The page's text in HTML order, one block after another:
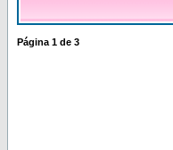
Página 1 de 3